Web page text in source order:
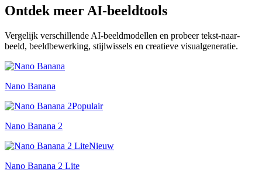
Ontdek meer AI-beeldtools
Vergelijk verschillende AI-beeldmodellen en probeer tekst-naar-
beeld, beeldbewerking, stijlwissels en creatieve visualgeneratie.
Nano Banana
Populair
Nano Banana 2
Nieuw
Nano Banana 2 Lite